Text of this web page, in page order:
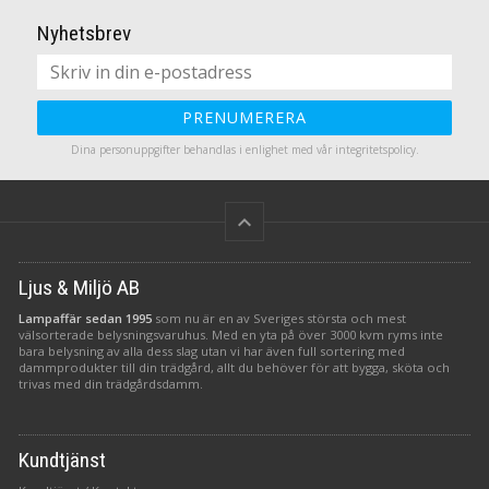
Nyhetsbrev
PRENUMERERA
Dina personuppgifter behandlas i enlighet med vår integritetspolicy.
keyboard_arrow_up
Ljus & Miljö AB
Lampaffär sedan 1995 som nu är en av Sveriges största och mest
välsorterade belysningsvaruhus. Med en yta på över 3000 kvm ryms inte
bara belysning av alla dess slag utan vi har även full sortering med
dammprodukter till din trädgård, allt du behöver för att bygga, sköta och
trivas med din trädgårdsdamm.
Kundtjänst